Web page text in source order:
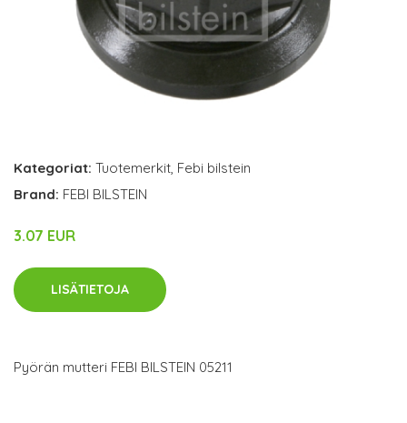
Kategoriat: Tuotemerkit Febi bilstein
Brand: FEBI BILSTEIN
3.07 EUR
LISÄTIETOJA
Pyörän mutteri FEBI BILSTEIN 05211